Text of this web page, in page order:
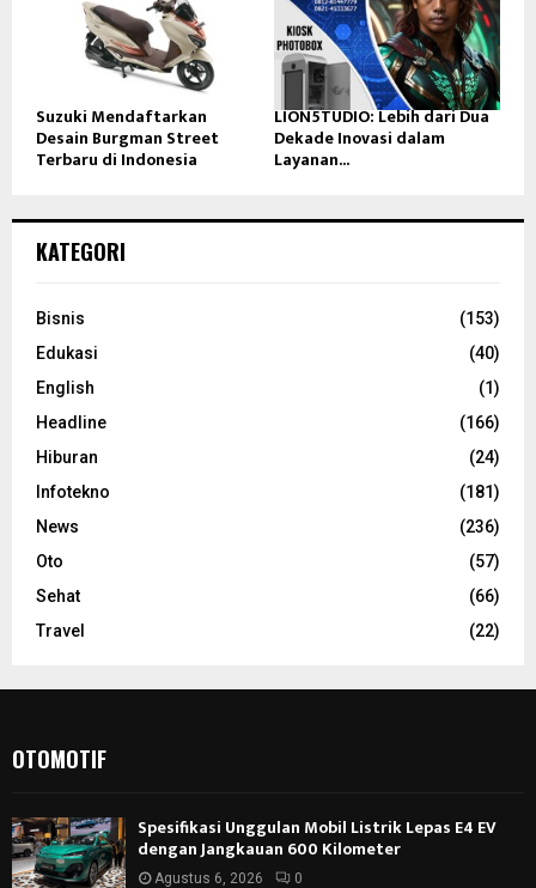
Suzuki Mendaftarkan
Desain Burgman Street
Terbaru di Indonesia
LION5TUDIO: Lebih dari Dua
Dekade Inovasi dalam
Layanan...
KATEGORI
Bisnis
(153)
Edukasi
(40)
English
(1)
Headline
(166)
Hiburan
(24)
Infotekno
(181)
News
(236)
Oto
(57)
Sehat
(66)
Travel
(22)
OTOMOTIF
Spesifikasi Unggulan Mobil Listrik Lepas E4 EV
dengan Jangkauan 600 Kilometer
Agustus 6, 2026 0